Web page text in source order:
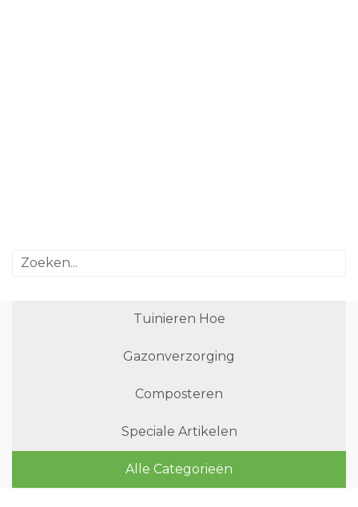
Tuinieren Hoe
Gazonverzorging
Composteren
Speciale Artikelen
Alle Categorieën